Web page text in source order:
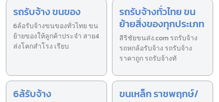
รถรับจ้าง ขนของ
6ล้อรับจ้างขนของทั่วไทย ขน
ย้ายของให้ลูกค้าประจำ สาย4
ส่งโคกสำโรง เรียบ
รถรับจ้างทั่วไทย ขน
ย้ายสิ่งของทุกประเภท
สิริชัยขนส่ง.com รถรับจ้าง
รถหกล้อรับจ้าง รถรับจ้าง
ราคาถูก รถรับจ้างทั
6ล้รับจ้าง
ขนเหล็ก ราชพฤกษ์/